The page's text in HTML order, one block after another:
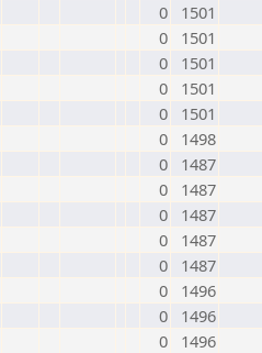
0
1501
0
1501
0
1501
0
1501
0
1501
0
1498
0
1487
0
1487
0
1487
0
1487
0
1487
0
1496
0
1496
0
1496